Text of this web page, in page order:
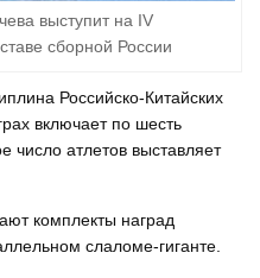
выступит на IV
сборной России
Российско-Китайских
включает по шесть
число атлетов выставляет
комплекты наград
слаломе-гиганте.